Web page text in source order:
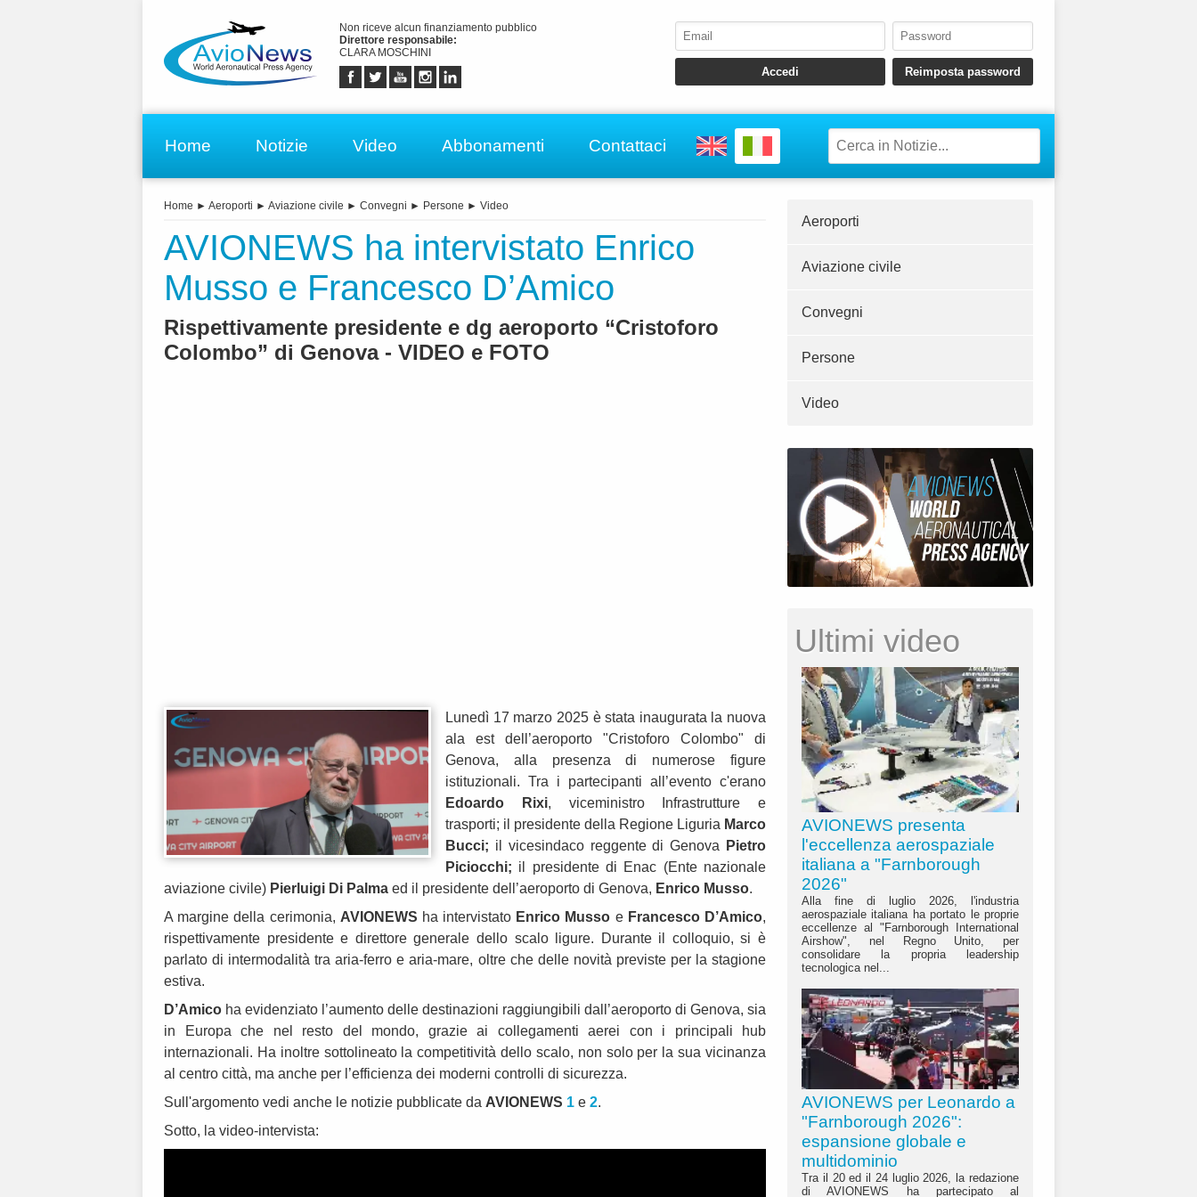
Non riceve alcun finanziamento pubblico
Direttore responsabile:
CLARA MOSCHINI
Home Notizie Video Abbonamenti Contattaci
Home ► Aeroporti ► Aviazione civile ► Convegni ► Persone ► Video
AVIONEWS ha intervistato Enrico
Musso e Francesco D’Amico
Rispettivamente presidente e dg aeroporto “Cristoforo
Colombo” di Genova - VIDEO e FOTO
Lunedì 17 marzo 2025 è stata inaugurata la nuova
ala est dell’aeroporto "Cristoforo Colombo" di
Genova, alla presenza di numerose figure
istituzionali. Tra i partecipanti all’evento c'erano
Edoardo Rixi, viceministro Infrastrutture e
trasporti; il presidente della Regione Liguria Marco
Bucci; il vicesindaco reggente di Genova
Pietro
Piciocchi; il presidente di Enac (Ente nazionale
aviazione civile) Pierluigi Di Palma ed il presidente dell’aeroporto di Genova, Enrico Musso.
A margine della cerimonia, AVIONEWS ha intervistato Enrico Musso e Francesco D’Amico,
rispettivamente presidente e direttore generale dello scalo ligure. Durante il colloquio, si è
parlato di intermodalità tra aria-ferro e aria-mare, oltre che delle novità previste per la stagione
estiva.
D’Amico ha evidenziato l’aumento delle destinazioni raggiungibili dall’aeroporto di Genova, sia
in Europa che nel resto del mondo, grazie ai collegamenti aerei con i principali hub
internazionali. Ha inoltre sottolineato la competitività dello scalo, non solo per la sua vicinanza
al centro città, ma anche per l’efficienza dei moderni controlli di sicurezza.
Sull'argomento vedi anche le notizie pubblicate da AVIONEWS 1 e 2.
Sotto, la video-intervista:
Aeroporti
Aviazione civile
Convegni
Persone
Video
Ultimi video
AVIONEWS presenta
l'eccellenza aerospaziale
italiana a "Farnborough
2026"
Alla fine di luglio 2026, l'industria
aerospaziale italiana ha portato le proprie
eccellenze al "Farnborough International
Airshow", nel Regno Unito, per
consolidare la propria leadership
tecnologica nel...
AVIONEWS per Leonardo a
"Farnborough 2026":
espansione globale e
multidominio
Tra il 20 ed il 24 luglio 2026, la redazione
di AVIONEWS ha partecipato al